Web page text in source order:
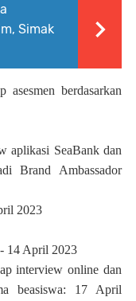
Simak
asesmen berdasarkan
aplikasi SeaBank dan
Brand Ambassador
2023
14 April 2023
interview online dan
beasiswa: 17 April